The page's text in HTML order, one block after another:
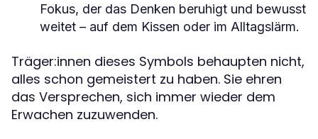
Fokus, der das Denken beruhigt und bewusst
weitet – auf dem Kissen oder im Alltagslärm.
Träger:innen dieses Symbols behaupten nicht,
alles schon gemeistert zu haben. Sie ehren
das Versprechen, sich immer wieder dem
Erwachen zuzuwenden.